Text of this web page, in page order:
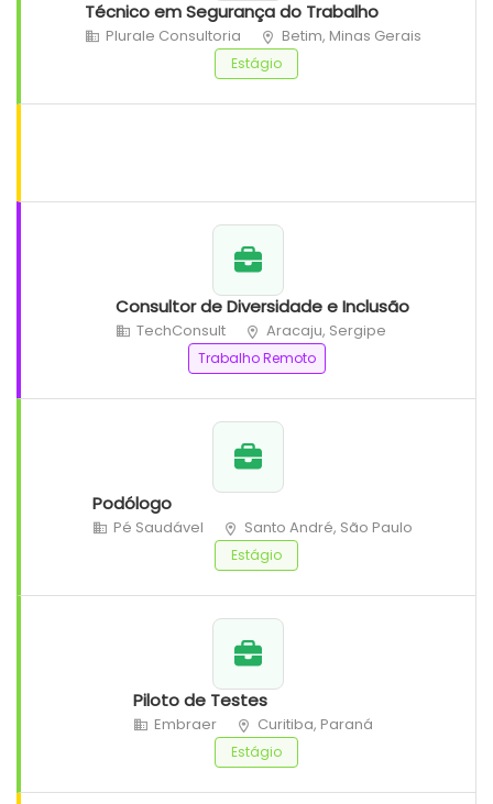
Técnico em Segurança do Trabalho
Plurale Consultoria Betim, Minas Gerais
Estágio
Consultor de Diversidade e Inclusão
TechConsult Aracaju, Sergipe
Trabalho Remoto
Podólogo
Pé Saudável Santo André, São Paulo
Estágio
Piloto de Testes
Embraer Curitiba, Paraná
Estágio